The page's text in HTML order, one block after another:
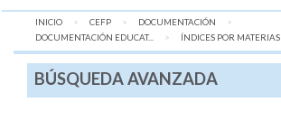
INICIO CEFP
DOCUMENTACIÓN
DOCUMENTACIÓN EDUCAT...
AQUÍ:
ÍNDICES POR MATERIAS
BÚSQUEDA AVANZADA